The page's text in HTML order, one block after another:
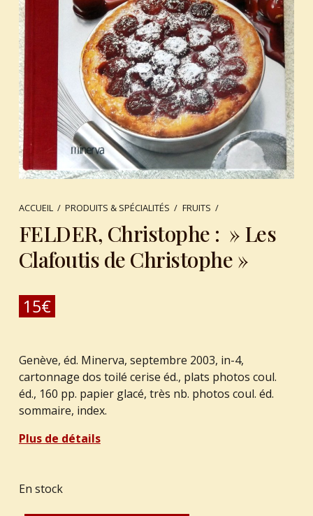
ACCUEIL / PRODUITS & SPÉCIALITÉS / FRUITS /
FELDER, Christophe : » Les
Clafoutis de Christophe »
15€
Genève, éd. Minerva, septembre 2003, in-4,
cartonnage dos toilé cerise éd., plats photos coul.
éd., 160 pp. papier glacé, très nb. photos coul. éd.
sommaire, index.
Plus de détails
En stock